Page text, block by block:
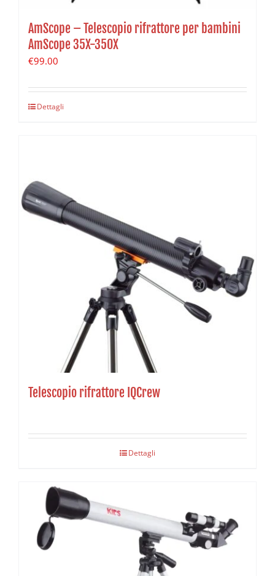
AmScope – Telescopio rifrattore per bambini
AmScope 35X-350X
€99.00
Dettagli
Telescopio rifrattore IQCrew
Dettagli